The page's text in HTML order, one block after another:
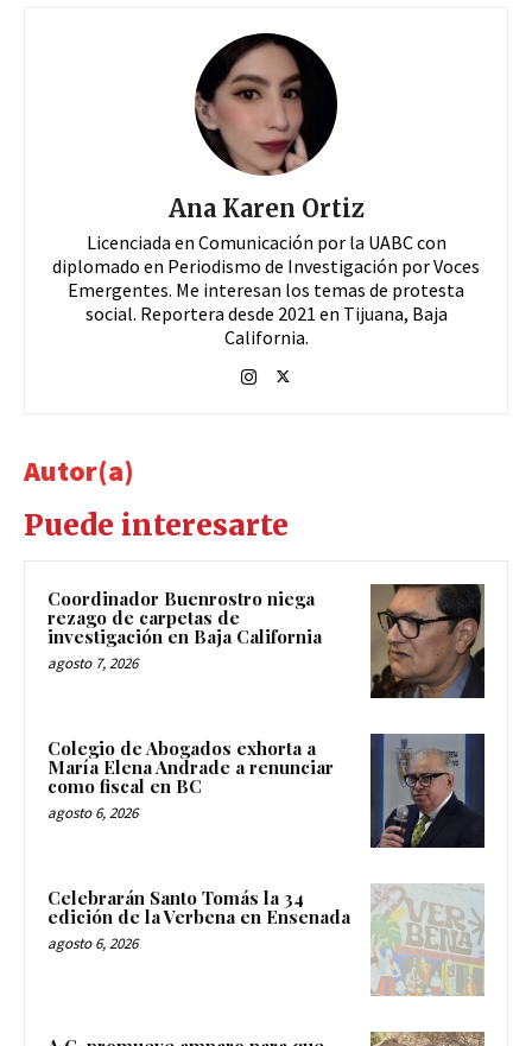
Ana Karen Ortiz
Licenciada en Comunicación por la UABC con
diplomado en Periodismo de Investigación por Voces
Emergentes. Me interesan los temas de protesta
social. Reportera desde 2021 en Tijuana, Baja
California.
Autor(a)
Puede interesarte
Coordinador Buenrostro niega
rezago de carpetas de
investigación en Baja California
agosto 7, 2026
Colegio de Abogados exhorta a
María Elena Andrade a renunciar
como fiscal en BC
agosto 6, 2026
Celebrarán Santo Tomás la 34
edición de la Verbena en Ensenada
agosto 6, 2026